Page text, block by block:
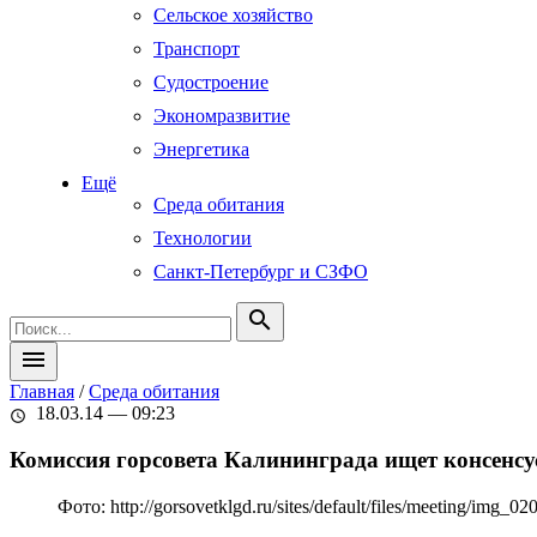
Сельское хозяйство
Транспорт
Судостроение
Экономразвитие
Энергетика
Ещё
Среда обитания
Технологии
Санкт-Петербург и СЗФО
search
menu
Главная /Среда обитания
schedule 18.03.14 — 09:23
Комиссия горсовета Калининграда ищет
Фото: http://gorsovetklgd.ru/sites/default/files/meeting/